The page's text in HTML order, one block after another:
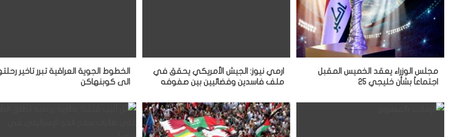
مجلس الوزراء يعقد الخميس المقبل
اجتماعاً بشأن خليجي 25
ارمي نيوز: الجيش الأمريكي يحقق في
ملف فاسدين وفضائيين بين صفوفه
الخطوط الجوية العراقية تبرر تاخير
الى كوبنهاكن